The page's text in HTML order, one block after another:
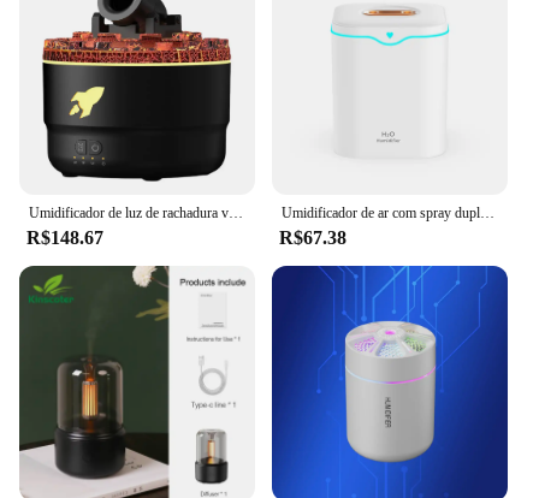
Umidificador de luz de rachadura vulcânica, difusor de óleo essencial, torre de explosão, umidificador de aromaterapia, difusor de aromaterapia
R$148.67
Umidificador de ar com spray duplo, 2000ml, difusor de óleo essencial, difusor aromático elétrico doméstico, ultrassônico, silencioso, fabricante de névoa fria
R$67.38